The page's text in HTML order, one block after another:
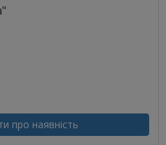
про наявність